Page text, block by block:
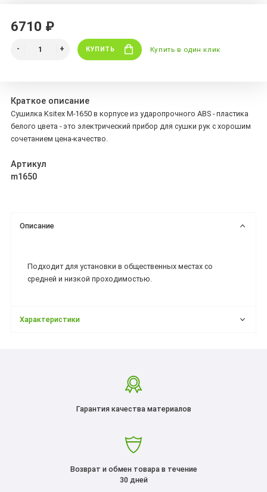
6710 ₽
КУПИТЬ Купить в один клик
Краткое описание
Сушилка Ksitex M-1650 в корпусе из ударопрочного ABS - пластика
белого цвета - это электрический прибор для сушки рук с хорошим
сочетанием цена-качество.
Артикул
m1650
Описание
Подходит для установки в общественных местах со
средней и низкой проходимостью.
Характеристики
Гарантия качества материалов
Возврат и обмен товара в течение
30 дней